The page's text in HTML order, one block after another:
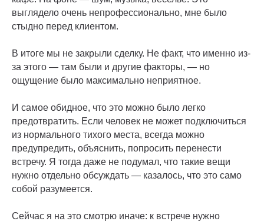
выглядело очень непрофессионально, мне было
стыдно перед клиентом.
В итоге мы не закрыли сделку. Не факт, что именно из-
за этого — там были и другие факторы, — но
ощущение было максимально неприятное.
И самое обидное, что это можно было легко
предотвратить. Если человек не может подключиться
из нормального тихого места, всегда можно
предупредить, объяснить, попросить перенести
встречу. Я тогда даже не подумал, что такие вещи
нужно отдельно обсуждать — казалось, что это само
собой разумеется.
Сейчас я на это смотрю иначе: к встрече нужно